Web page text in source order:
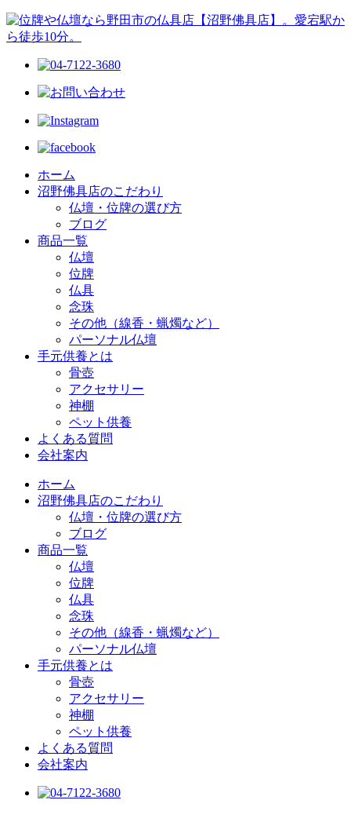
ホーム
沼野佛具店のこだわり
仏壇・位牌の選び方
ブログ
商品一覧
仏壇
位牌
仏具
念珠
その他（線香・蝋燭など）
パーソナル仏壇
手元供養とは
骨壺
アクセサリー
神棚
ペット供養
よくある質問
会社案内
ホーム
沼野佛具店のこだわり
仏壇・位牌の選び方
ブログ
商品一覧
仏壇
位牌
仏具
念珠
その他（線香・蝋燭など）
パーソナル仏壇
手元供養とは
骨壺
アクセサリー
神棚
ペット供養
よくある質問
会社案内